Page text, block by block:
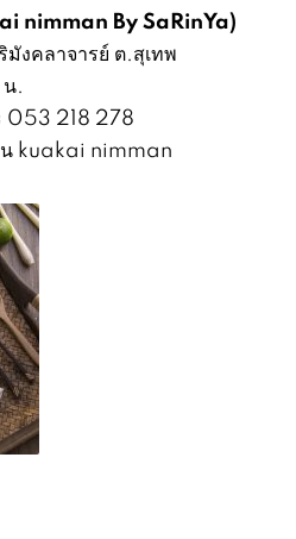
nimman By SaRinYa)
งคลาจารย์ ต.สุเทพ
.
053 218 278
kuakai nimman